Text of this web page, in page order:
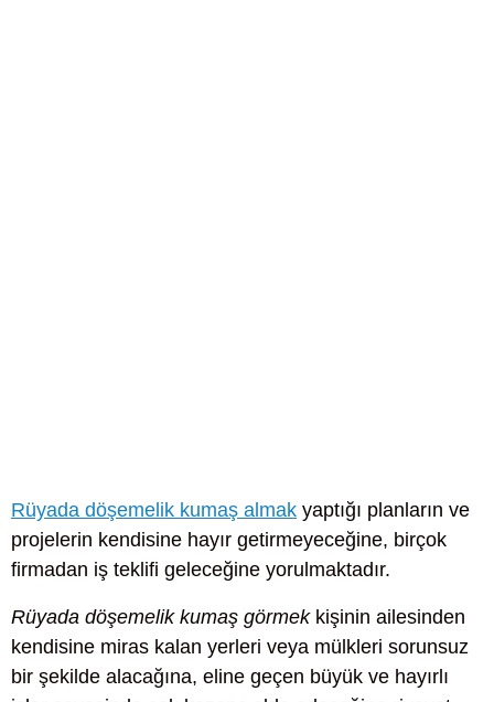
Rüyada döşemelik kumaş almak yaptığı planların ve
projelerin kendisine hayır getirmeyeceğine, birçok
firmadan iş teklifi geleceğine yorulmaktadır.
Rüyada döşemelik kumaş görmekkişinin ailesinden
kendisine miras kalan yerleri veya mülkleri sorunsuz
bir şekilde alacağına, eline geçen büyük ve hayırlı